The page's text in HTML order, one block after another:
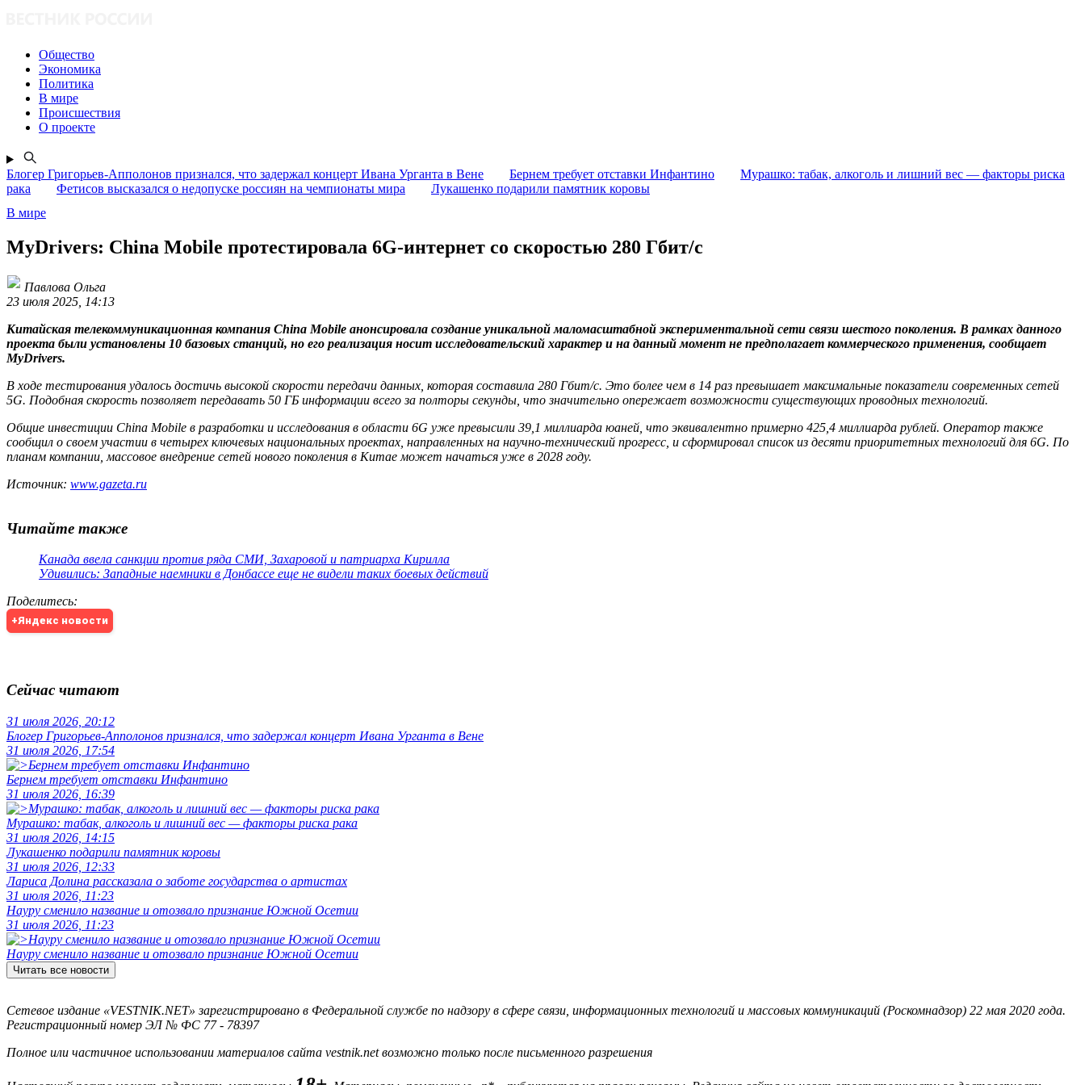
Общество
Экономика
Политика
В мире
Происшествия
О проекте
Блогер Григорьев-Апполонов признался, что задержал концерт Ивана Урганта в Вене Бернем требует отставки Инфантино
Мурашко: табак, алкоголь и лишний вес — факторы риска
рака
Фетисов высказался о недопуске россиян на чемпионаты мира
Лукашенко подарили памятник коровы
В мире
MyDrivers: China Mobile протестировала 6G-интернет со скоростью 280 Гбит/с
Павлова Ольга
23 июля 2025, 14:13
Китайская телекоммуникационная компания China Mobile анонсировала создание уникальной маломасштабной экспериментальной сети связи шестого поколения. В рамках данного
проекта были установлены 10 базовых станций, но его реализация носит исследовательский характер и на данный момент не предполагает коммерческого применения, сообщает
MyDrivers.
В ходе тестирования удалось достичь высокой скорости передачи данных, которая составила 280 Гбит/с. Это более чем в 14 раз превышает максимальные показатели современных сетей
5G. Подобная скорость позволяет передавать 50 ГБ информации всего за полторы секунды, что значительно опережает возможности существующих проводных технологий.
Общие инвестиции China Mobile в разработки и исследования в области 6G уже превысили 39,1 миллиарда юаней, что эквивалентно примерно 425,4 миллиарда рублей. Оператор также
сообщил о своем участии в четырех ключевых национальных проектах, направленных на научно-технический прогресс, и сформировал список из десяти приоритетных технологий для 6G. По
планам компании, массовое внедрение сетей нового поколения в Китае может начаться уже в 2028 году.
Источник: www.gazeta.ru
Читайте также
Канада ввела санкции против ряда СМИ, Захаровой и патриарха Кирилла
Удивились: Западные наемники в Донбассе еще не видели таких боевых действий
Поделитесь:
+Яндекс новости
Сейчас читают
31 июля 2026, 20:12
Блогер Григорьев-Апполонов признался, что задержал концерт Ивана Урганта в Вене
31 июля 2026, 17:54
Бернем требует отставки Инфантино
31 июля 2026, 16:39
Мурашко: табак, алкоголь и лишний вес — факторы риска рака
31 июля 2026, 14:15
Лукашенко подарили памятник коровы
31 июля 2026, 12:33
Лариса Долина рассказала о заботе государства о артистах
31 июля 2026, 11:23
Науру сменило название и отозвало признание Южной Осетии
31 июля 2026, 11:23
Науру сменило название и отозвало признание Южной Осетии
Читать все новости
Сетевое издание «VESTNIK.NET» зарегистрировано в Федеральной службе по надзору в сфере связи, информационных технологий и массовых коммуникаций (Роскомнадзор) 22 мая 2020 года.
Регистрационный номер ЭЛ № ФС 77 - 78397
Полное или частичное использовании материалов сайта vestnik.net возможно только после письменного разрешения